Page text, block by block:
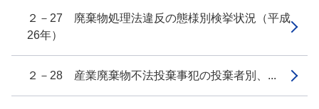
２－27 廃棄物処理法違反の態様別検挙状況（平成
26年）
２－28 産業廃棄物不法投棄事犯の投棄者別、...